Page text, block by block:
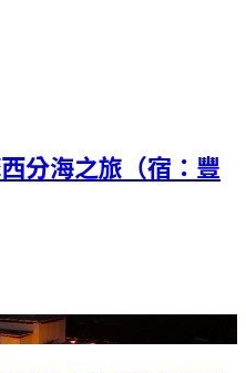
分海之旅（宿：豐